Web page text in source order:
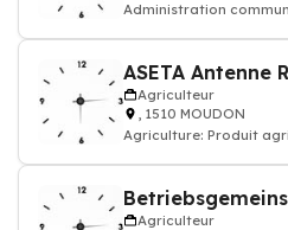
Administration
ASETA Antenne
Agriculteur
, 1510 MOUDON
Agriculture: Produit
Agriculteur